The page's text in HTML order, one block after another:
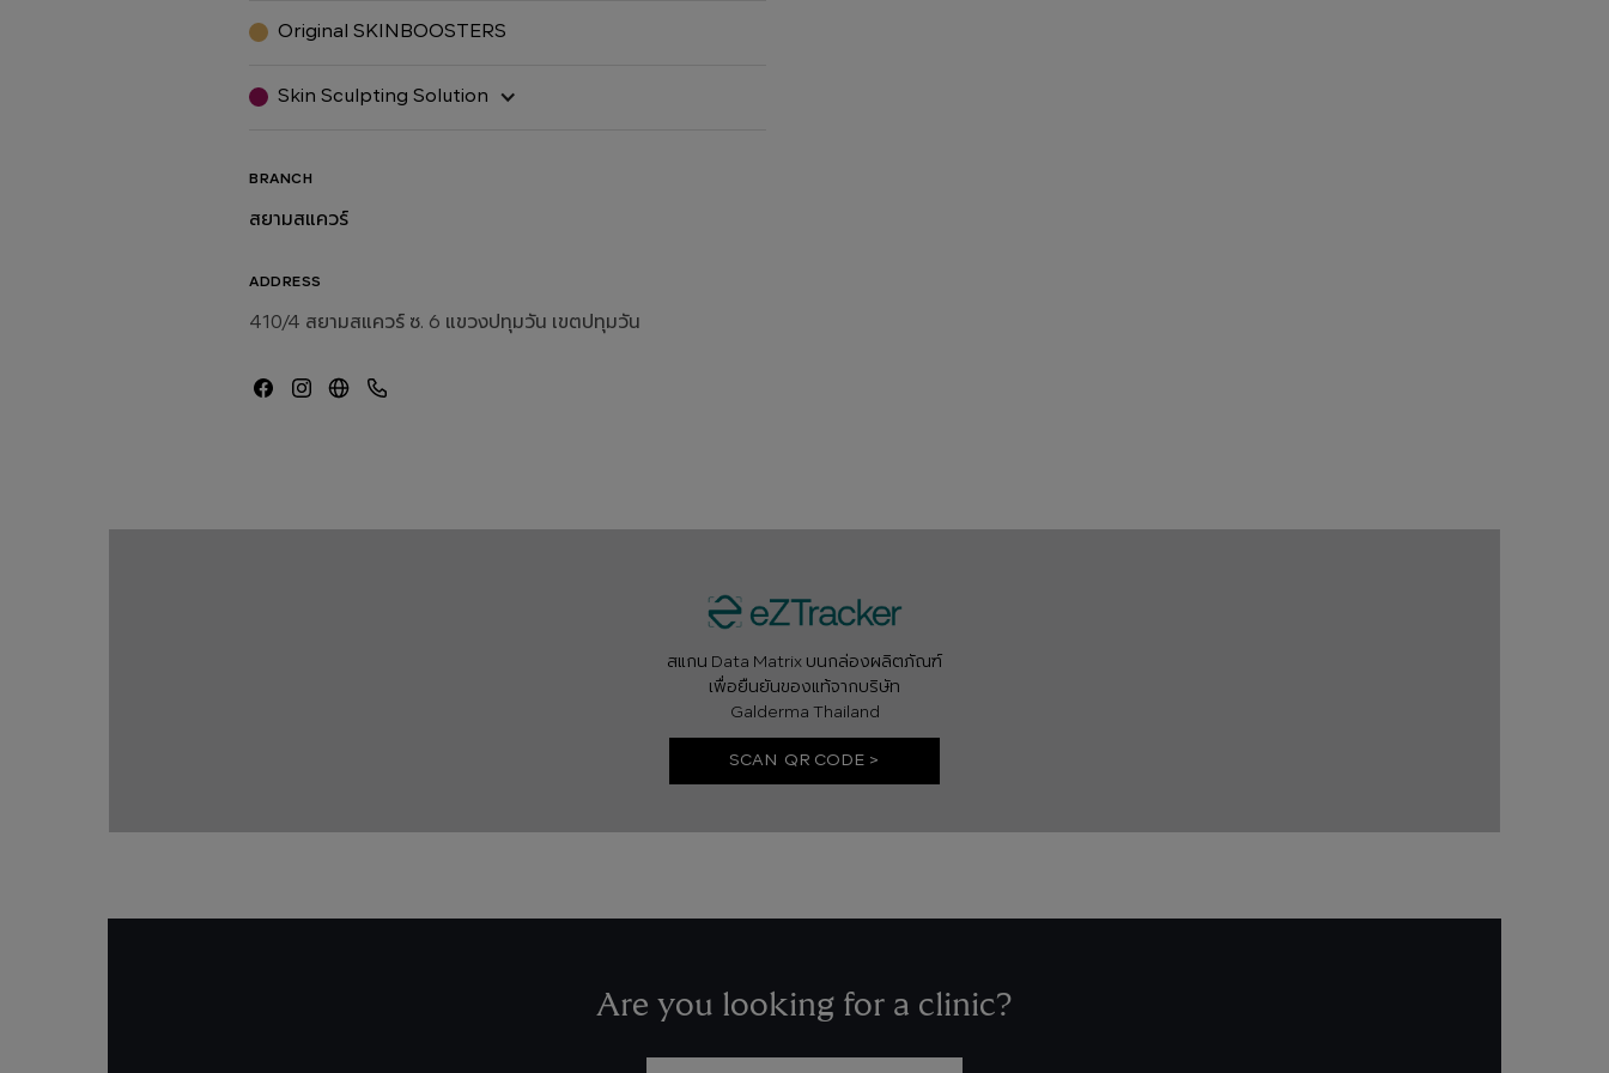
Original SKINBOOSTERS
Skin Sculpting Solution
BRANCH
สยามสแควร์
ADDRESS
410/4 สยามสแควร์ ซ. 6 แขวงปทุมวัน เขตปทุมวัน
สแกน Data Matrix บนกล่องผลิตภัณฑ์
เพื่อยืนยันของแท้จากบริษัท
Galderma Thailand
SCAN QR CODE >
Are you looking for a clinic?